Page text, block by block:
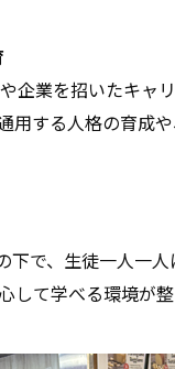
企業を招いたキャ
用する人格の育成
で、生徒一人一
て学べる環境が整